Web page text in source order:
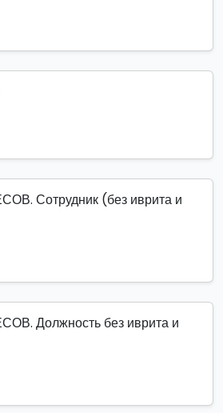
Сотрудник (без иврита и
Должность без иврита и